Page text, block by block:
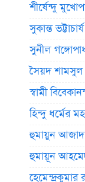
শীর্ষেন্দু
সুকান্ত ভট্টাচার্য
সুনীল
সৈয়দ
স্বামী
হিন্দু ধর্মের
হুমায়ুন আজাদ
হুমায়ূন
হেমেন্দ্রকুমার